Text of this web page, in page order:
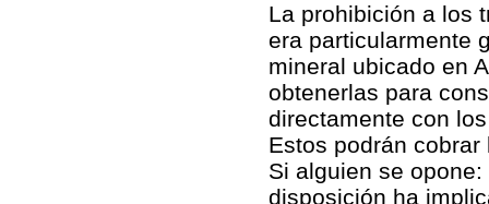
La prohibición a los
era particularmente
mineral ubicado en
obtenerlas para
directamente con
Estos podrán
Si alguien se
disposición ha